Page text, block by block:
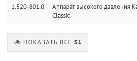
1.520-801.0
Аппарат высокого давления
Classic
ПОКАЗАТЬ ВСЕ 51